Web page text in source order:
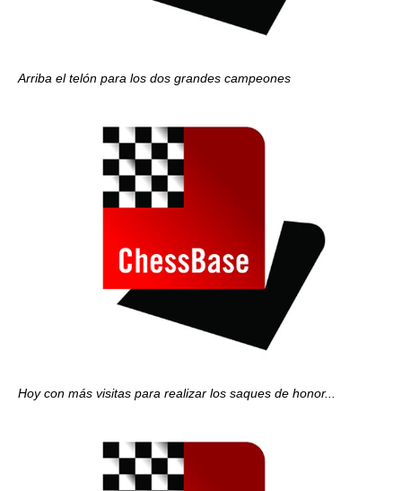
Arriba el telón para los dos grandes campeones
Hoy con más visitas para realizar los saques de honor...